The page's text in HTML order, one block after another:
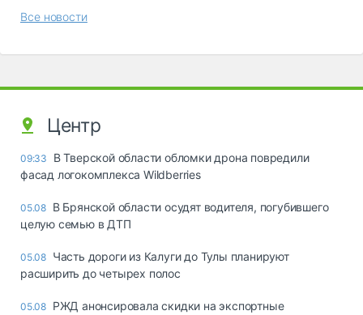
Все новости
Центр
09:33
В Тверской области обломки дрона повредили
фасад логокомплекса Wildberries
05.08 В Брянской области осудят водителя, погубившего
целую семью в ДТП
05.08 Часть дороги из Калуги до Тулы планируют
расширить до четырех полос
05.08 РЖД анонсировала скидки на экспортные